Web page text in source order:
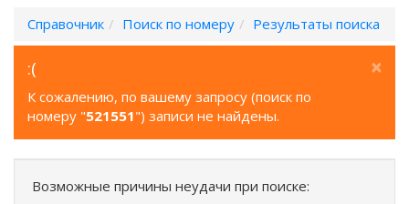
Справочник Поиск по номеру Результаты поиска
×
:(
К сожалению, по вашему запросу (поиск по
номеру "521551") записи не найдены.
Возможные причины неудачи при поиске: